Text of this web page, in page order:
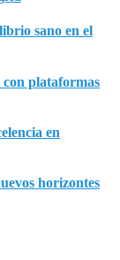
sano en el
con plataformas
en
horizontes